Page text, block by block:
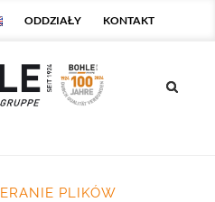
ODDZIAŁY KONTAKT
PLIKÓW